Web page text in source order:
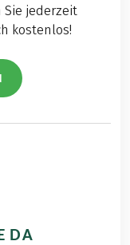
Sie jederzeit
kostenlos!
DA